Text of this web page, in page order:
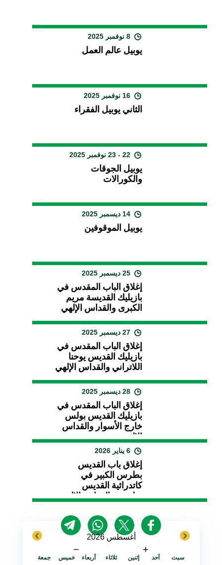
يوبيل عالم العمل
الثاني يوبيل الفقراء
يوبيل الجوقات
والكورالات
يوبيل الموقوفين
إغلاق الباب المقدس في
بازيليك القديسة مريم
الكبرى والقداس الإلهي
إغلاق الباب المقدس في
بازيليك القديس يوحنا
اللاتراني والقداس الإلهي
إغلاق الباب المقدس في
بازيليك القديس بولس
خارج الأسوار والقداس
الإلهي
إغلاق باب القديس
بطرس الكبير في
كاتدرائية القديس
بطرس والقداس الإلهي
previous أغسطس 2026
− +
next
سبت أحد إثنين ثلاثاء أربعاء خميس جمعة